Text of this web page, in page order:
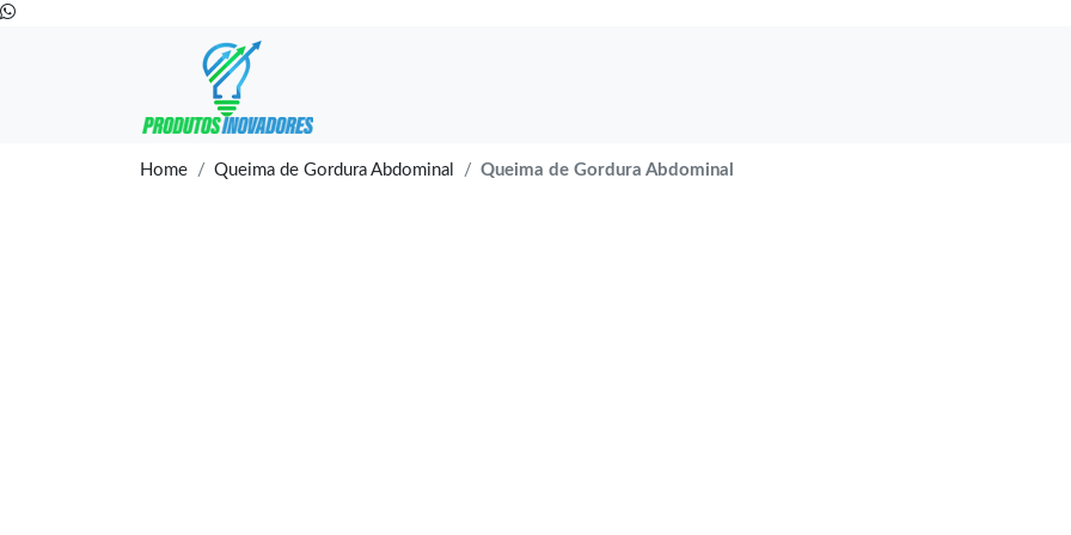
Home Queima de Gordura Abdominal Queima de Gordura Abdominal